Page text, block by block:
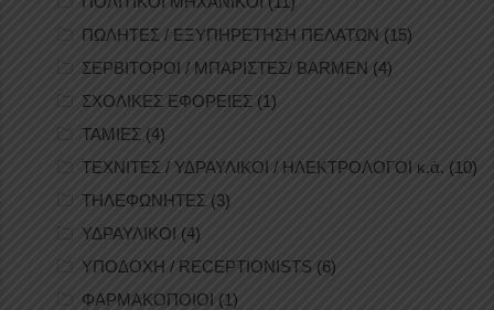
ΠΩΛΗΤΕΣ / ΕΞΥΠΗΡΕΤΗΣΗ ΠΕΛΑΤΩΝ (15)
ΣΕΡΒΙΤΟΡΟΙ / ΜΠΑΡΙΣΤΕΣ/ BARMEN (4)
ΣΧΟΛΙΚΕΣ ΕΦΟΡΕΙΕΣ (1)
ΤΑΜΙΕΣ (4)
ΤΕΧΝΙΤΕΣ / ΥΔΡΑΥΛΙΚΟΙ / ΗΛΕΚΤΡΟΛΟΓΟΙ κ.ά. (10)
ΤΗΛΕΦΩΝΗΤΕΣ (3)
ΥΔΡΑΥΛΙΚΟΙ (4)
ΥΠΟΔΟΧΗ / RECEPTIONISTS (6)
ΦΑΡΜΑΚΟΠΟΙΟΙ (1)